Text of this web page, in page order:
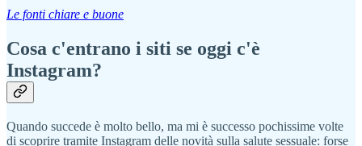
Le fonti chiare e buone
Cosa c'entrano i siti se oggi c'è
Instagram?
Quando succede è molto bello, ma mi è successo pochissime volte
di scoprire tramite Instagram delle novità sulla salute sessuale: forse